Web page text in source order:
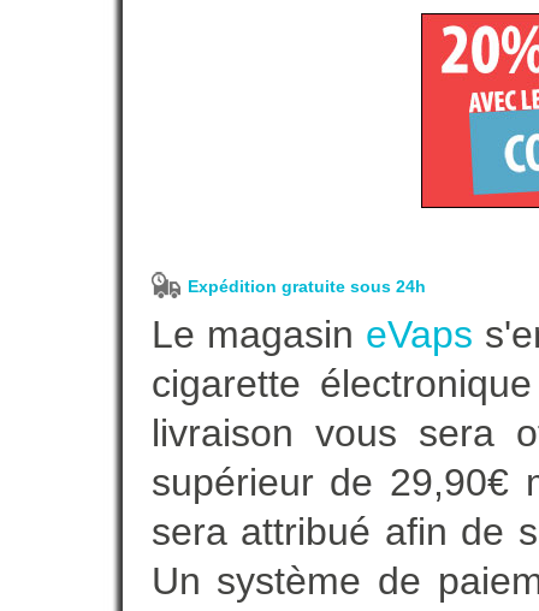
Expédition gratuite sous 24h
Le magasin eVaps
cigarette
livraison vous sera
supérieur de 29,90€
sera attribué afin de
Un système de